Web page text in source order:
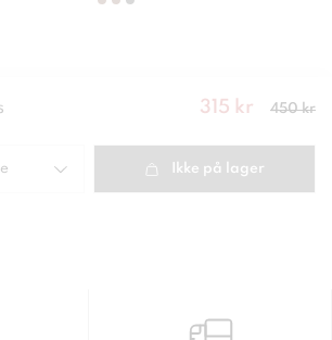
Nåværende
krForrige
pris
315 kr 450 kr
Ikke på lager